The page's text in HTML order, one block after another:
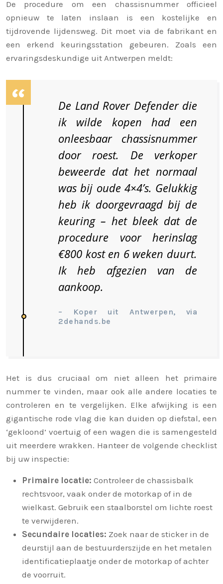
De procedure om een chassisnummer officieel
opnieuw te laten inslaan is een kostelijke en
tijdrovende lijdensweg. Dit moet via de fabrikant en
een erkend keuringsstation gebeuren. Zoals een
ervaringsdeskundige uit Antwerpen meldt:
De Land Rover Defender die
ik wilde kopen had een
onleesbaar chassisnummer
door roest. De verkoper
beweerde dat het normaal
was bij oude 4×4’s. Gelukkig
heb ik doorgevraagd bij de
keuring – het bleek dat de
procedure voor herinslag
€800 kost en 6 weken duurt.
Ik heb afgezien van de
aankoop.
– Koper uit Antwerpen, via
2dehands.be
Het is dus cruciaal om niet alleen het primaire
nummer te vinden, maar ook alle andere locaties te
controleren en te vergelijken. Elke afwijking is een
gigantische rode vlag die kan duiden op diefstal, een
‘gekloond’ voertuig of een wagen die is samengesteld
uit meerdere wrakken. Hanteer de volgende checklist
bij uw inspectie:
Primaire locatie: Controleer de chassisbalk
rechtsvoor, vaak onder de motorkap of in de
wielkast. Gebruik een staalborstel om lichte roest
te verwijderen.
Secundaire locaties: Zoek naar de sticker in de
deurstijl aan de bestuurderszijde en het metalen
identificatieplaatje onder de motorkap of achter
de voorruit.